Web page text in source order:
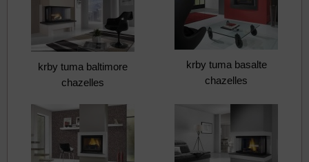
krby tuma baltimore
chazelles
krby tuma basalte
chazelles